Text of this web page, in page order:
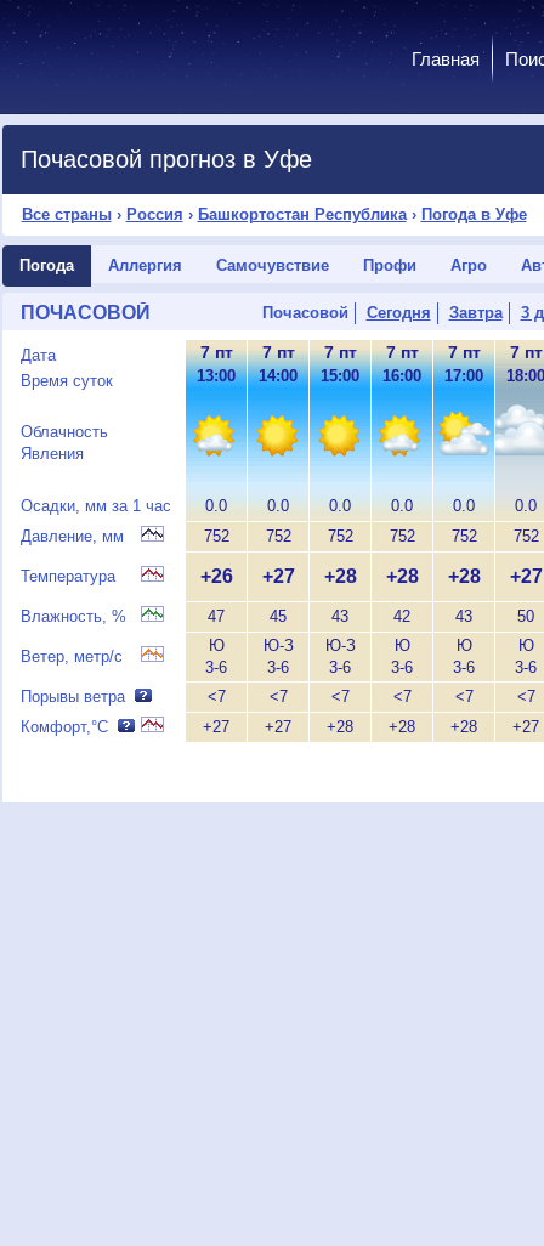
Главная
Почасовой прогноз в Уфе
Все страны› Россия › Башкортостан Республика› Погода в Уфе
Погода Аллергия Самочувствие Профи Агро
ПОЧАСОВОЙ Почасовой Сегодня Завтра 3
Дата
Время суток
Облачность
Явления
Осадки, мм за 1 час
Давление, мм
Температура
Влажность, %
Ветер, метр/с
Порывы ветра
Комфорт,°C
7 пт
13:00
0.0
752
+26
47
Ю
3-6
<7
+27
7 пт
14:00
0.0
752
+27
45
Ю-З
3-6
<7
+27
7 пт
15:00
0.0
752
+28
43
Ю-З
3-6
<7
+28
7 пт
16:00
0.0
752
+28
42
Ю
3-6
<7
+28
7 пт
17:00
0.0
752
+28
43
Ю
3-6
<7
+28
7 пт
18:00
0.0
752
+27
50
Ю
3-6
<7
+27